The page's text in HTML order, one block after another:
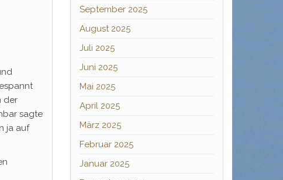
der
sagte
ja auf
September 2025
August 2025
Juli 2025
Juni 2025
Mai 2025
April 2025
März 2025
Februar 2025
Januar 2025